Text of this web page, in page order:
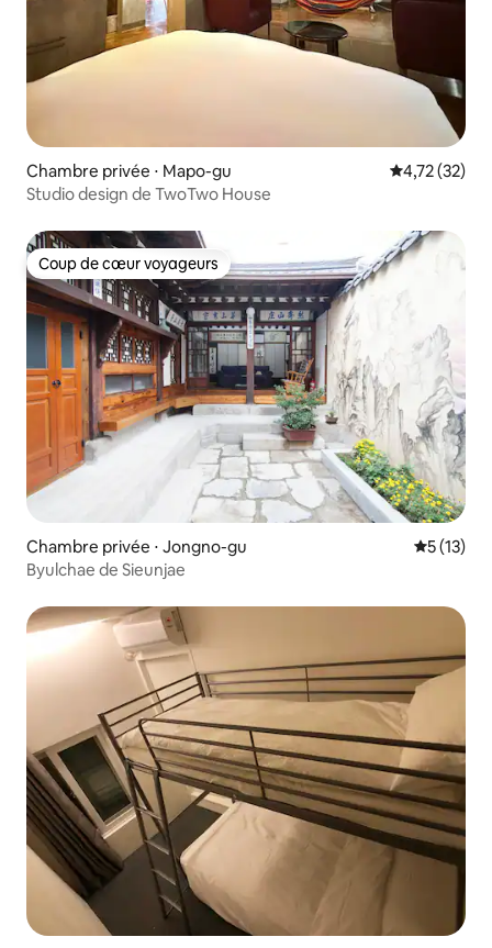
Chambre privée ⋅ Mapo-gu Évaluation
4,72 (32)
Studio design de TwoTwo House
Coup de cœur voyageurs
Coup de cœur voyageurs
Chambre privée ⋅ Jongno-gu
5 (13)
Byulchae de Sieunjae